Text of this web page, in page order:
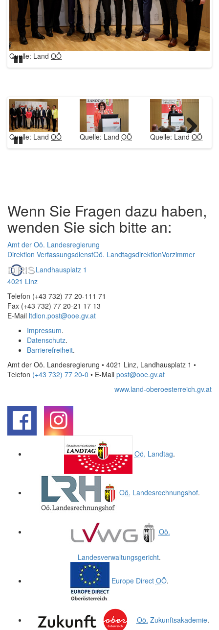
Quelle: Land OÖ
Weiter
Quelle: Land OÖ Quelle: Land OÖ Quelle: Land OÖ
Wenn Sie Fragen dazu haben,
wenden Sie sich bitte an:
Amt der Oö. Landesregierung
Direktion VerfassungsdienstOö. LandtagsdirektionVorzimmer
Landhausplatz 1
4021 Linz
Telefon (+43 732) 77 20-111 71
Fax (+43 732) 77 20-21 17 13
E-Mail ltdion.post@ooe.gv.at
Impressum.
Datenschutz.
Barrierefreiheit.
Amt der Oö. Landesregierung • 4021 Linz, Landhausplatz 1 •
Telefon (+43 732) 77 20-0 • E-Mail post@ooe.gv.at
www.land-oberoesterreich.gv.at
Oö. Landtag.
Oö. Landesrechnungshof.
Oö.
Landesverwaltungsgericht.
Europe Direct OÖ.
Oö. Zukunftsakademie.